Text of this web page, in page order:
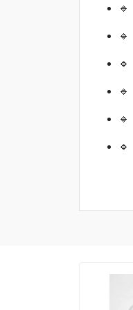
🔹
🔹
🔹
🔹
🔹
🔹